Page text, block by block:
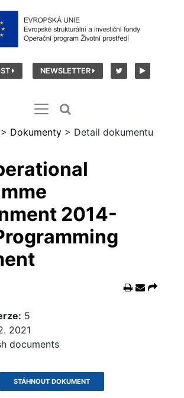
NEWSLETTER
> Dokumenty > Detail dokumentu
2014-
5
2021
documents
STÁHNOUT DOKUMENT